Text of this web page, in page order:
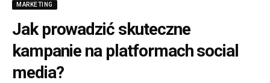
MARKETING
Jak prowadzić skuteczne
kampanie na platformach social
media?